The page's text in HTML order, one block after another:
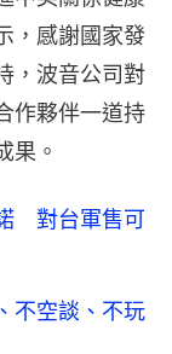
，感謝國家發
，波音公司對
作夥伴一道持
果。
對台軍售可
不空談、不玩